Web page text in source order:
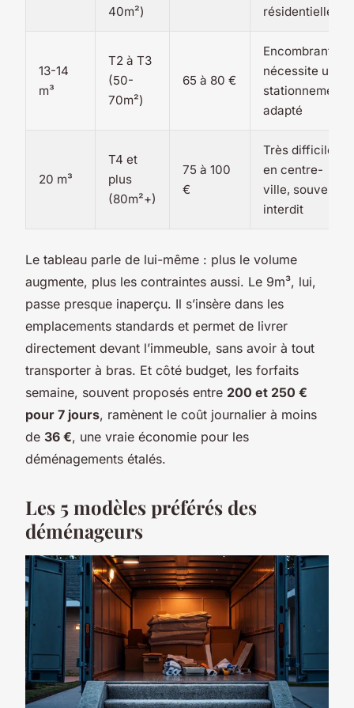
40m²)
résidentielles
13-14
m³
T2 à T3
(50-
70m²)
65 à 80 €
Encombrant,
nécessite un
stationnement
adapté
20 m³
T4 et
plus
(80m²+)
75 à 100
€
Très difficile
en centre-
ville, souvent
interdit
Le tableau parle de lui-même : plus le volume
augmente, plus les contraintes aussi. Le 9m³, lui,
passe presque inaperçu. Il s’insère dans les
emplacements standards et permet de livrer
directement devant l’immeuble, sans avoir à tout
transporter à bras. Et côté budget, les forfaits
semaine, souvent proposés entre 200 et 250 €
pour 7 jours, ramènent le coût journalier à moins
de 36 €, une vraie économie pour les
déménagements étalés.
Les 5 modèles préférés des
déménageurs